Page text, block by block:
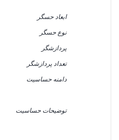
ابعاد حسگر
نوع حسگر
پردازشگر
تعداد پردازشگر
دامنه حساسیت
توضیحات حساسیت